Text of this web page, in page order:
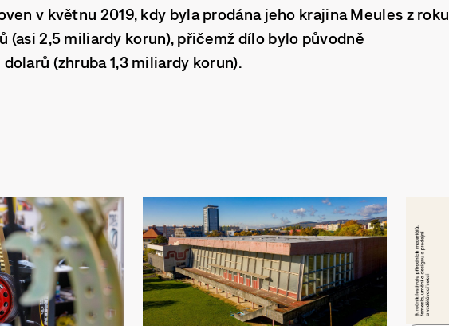
v květnu 2019, kdy byla prodána jeho krajina Meules z roku
(asi 2,5 miliardy korun), přičemž dílo bylo původně
(zhruba 1,3 miliardy korun).